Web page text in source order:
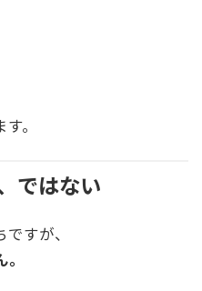
。
ではない
すが、